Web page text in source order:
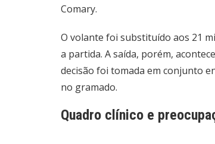
Comary.
O volante foi substituído aos 21
a partida. A saída, porém,
decisão foi tomada em conjunto
no gramado.
Quadro clínico e